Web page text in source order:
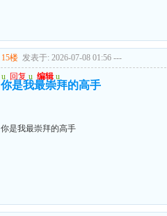
15楼 发表于: 2026-07-08 01:56 ---
u 回复 u 编辑 u
你是我最崇拜的高手
你是我最崇拜的高手